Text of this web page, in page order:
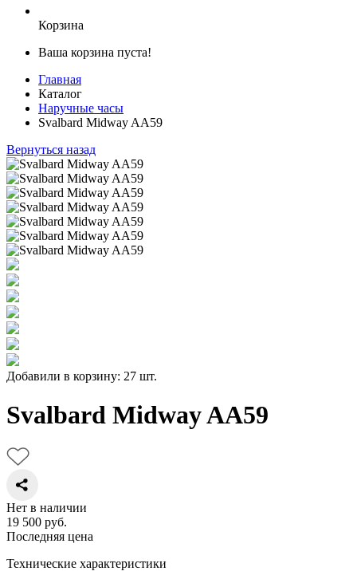
Корзина
Ваша корзина пуста!
Главная
Каталог
Наручные часы
Svalbard Midway AA59
Вернуться назад
Добавили в корзину: 27 шт.
Svalbard Midway AA59
Нет в наличии
19 500 руб.
Последняя цена
Технические характеристики